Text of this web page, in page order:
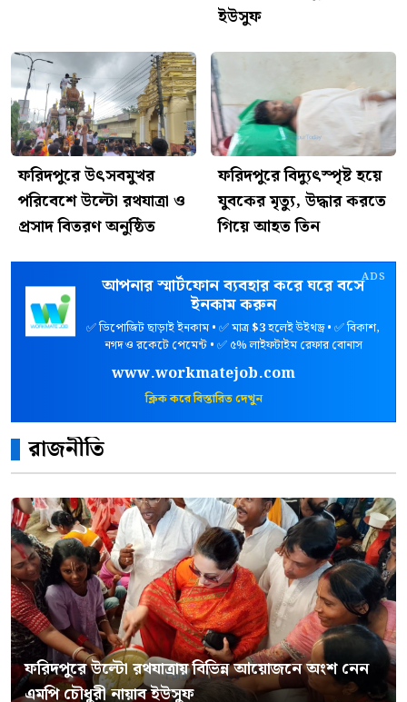
ইউসুফ
ফরিদপুরে উৎসবমুখর
পরিবেশে উল্টো রথযাত্রা ও
প্রসাদ বিতরণ অনুষ্ঠিত
ফরিদপুরে বিদ্যুৎস্পৃষ্ট হয়ে
যুবকের মৃত্যু, উদ্ধার করতে
গিয়ে আহত তিন
ADS
আপনার স্মার্টফোন ব্যবহার করে ঘরে বসে
ইনকাম করুন
✅ ডিপোজিট ছাড়াই ইনকাম • ✅ মাত্র$3হলেই উইথড্র • ✅ বিকাশ,
নগদ ও রকেটে পেমেন্ট • ✅ ৫% লাইফটাইম রেফার বোনাস
www.workmatejob.com
ক্লিক করে বিস্তারিত দেখুন
রাজনীতি
ফরিদপুরে উল্টো রথযাত্রায় বিভিন্ন আয়োজনে অংশ নেন
এমপি চৌধুরী নায়াব ইউসুফ